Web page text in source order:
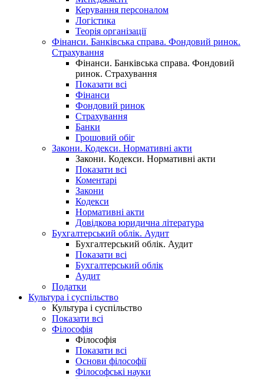
Керування персоналом
Логістика
Теорія організації
Фінанси. Банківська справа. Фондовий ринок.
Страхування
Фінанси. Банківська справа. Фондовий
ринок. Страхування
Показати всі
Фінанси
Фондовий ринок
Страхування
Банки
Грошовий обіг
Закони. Кодекси. Нормативні акти
Закони. Кодекси. Нормативні акти
Показати всі
Коментарі
Закони
Кодекси
Нормативні акти
Довідкова юридична література
Бухгалтерський облік. Аудит
Бухгалтерський облік. Аудит
Показати всі
Бухгалтерський облік
Аудит
Податки
Культура і суспільство
Культура і суспільство
Показати всі
Філософія
Філософія
Показати всі
Основи філософії
Філософські науки